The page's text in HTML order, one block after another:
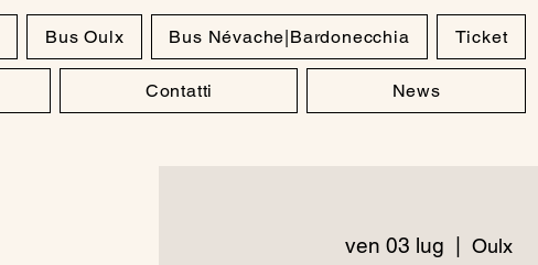
Bus Oulx Bus Névache|Bardonecchia Ticket
Contatti News
ven 03 lug Oulx